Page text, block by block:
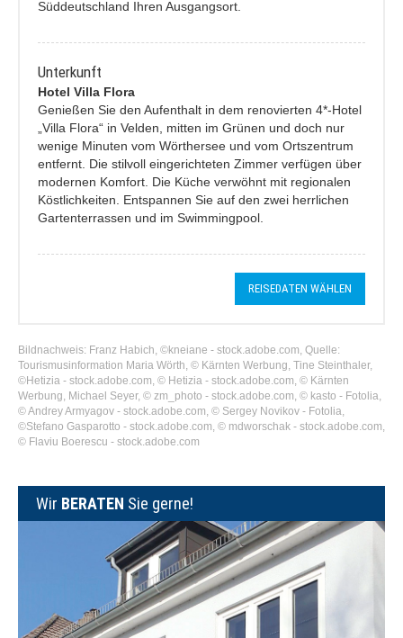
Süddeutschland Ihren Ausgangsort.
Unterkunft
Hotel Villa Flora
Genießen Sie den Aufenthalt in dem renovierten 4*-Hotel
„Villa Flora“ in Velden, mitten im Grünen und doch nur
wenige Minuten vom Wörthersee und vom Ortszentrum
entfernt. Die stilvoll eingerichteten Zimmer verfügen über
modernen Komfort. Die Küche verwöhnt mit regionalen
Köstlichkeiten. Entspannen Sie auf den zwei herrlichen
Gartenterrassen und im Swimmingpool.
REISEDATEN WÄHLEN
Bildnachweis: Franz Habich, ©kneiane - stock.adobe.com, Quelle:
Tourismusinformation Maria Wörth, © Kärnten Werbung, Tine Steinthaler,
©Hetizia - stock.adobe.com, © Hetizia - stock.adobe.com, © Kärnten
Werbung, Michael Seyer, © zm_photo - stock.adobe.com, © kasto - Fotolia,
© Andrey Armyagov - stock.adobe.com, © Sergey Novikov - Fotolia,
©Stefano Gasparotto - stock.adobe.com, © mdworschak - stock.adobe.com,
© Flaviu Boerescu - stock.adobe.com
Wir BERATEN Sie gerne!